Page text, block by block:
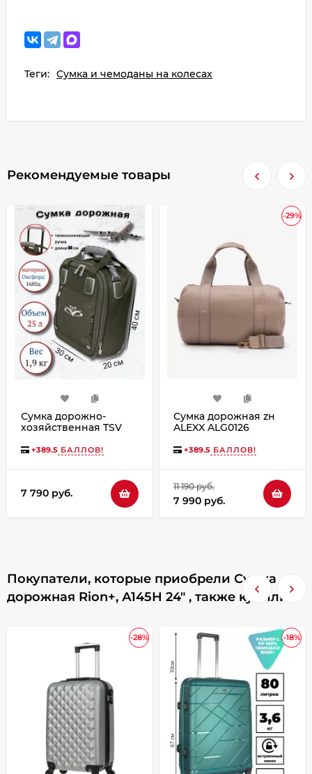
Теги: Сумка и чемоданы на колесах
Рекомендуемые товары
Сумка дорожно-
хозяйственная TSV
+389.5 БАЛЛОВ!
7 790 руб.
-29%
Сумка дорожная zн
ALEXX ALG0126
+389.5 БАЛЛОВ!
11 190 руб.
7 990 руб.
Покупатели, которые приобрели Сумка
дорожная Rion+, А145Н 24" , также купили
-28% -18%